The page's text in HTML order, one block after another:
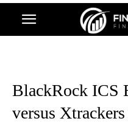
BlackRock ICS
versus